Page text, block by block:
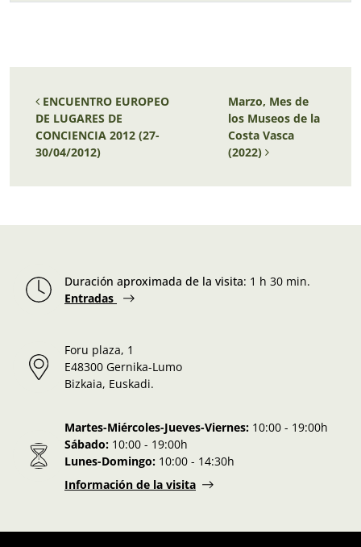
ENCUENTRO EUROPEO
DE LUGARES DE
CONCIENCIA 2012 (27-
30/04/2012)
Marzo, Mes de
los Museos de la
Costa Vasca
(2022)
Duración aproximada de la visita: 1 h 30 min.
Entradas
Foru plaza, 1
E48300 Gernika-Lumo
Bizkaia, Euskadi.
Martes-Miércoles-Jueves-Viernes: 10:00 - 19:00h
Sábado: 10:00 - 19:00h
Lunes-Domingo: 10:00 - 14:30h
Información de la visita